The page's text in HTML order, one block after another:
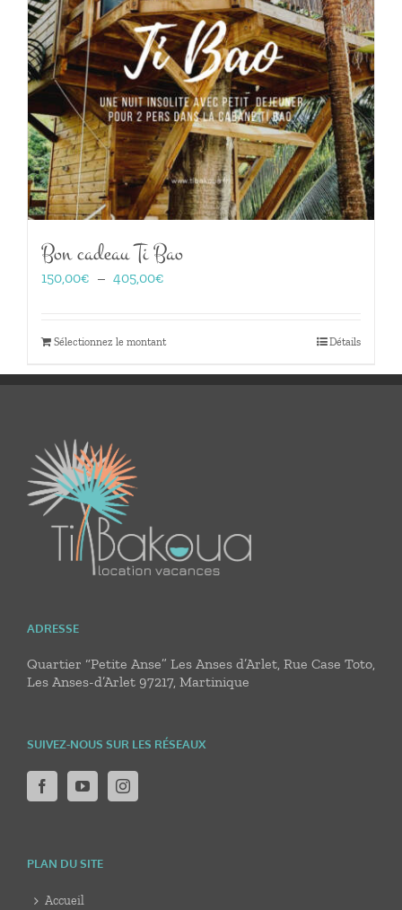
Bon cadeau Ti Bao
150,00€ – 405,00€
à
Sélectionnez le montant Détails
ADRESSE
Quartier “Petite Anse” Les Anses d’Arlet, Rue Case Toto,
Les Anses-d’Arlet 97217, Martinique
SUIVEZ-NOUS SUR LES RÉSEAUX
PLAN DU SITE
Accueil